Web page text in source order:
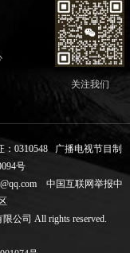
关注我们
0310548
广播电视节目制
号
中国互联网举报中
公司 All rights reserved.